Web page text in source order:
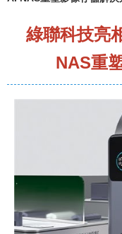
綠聯科技亮
NAS重